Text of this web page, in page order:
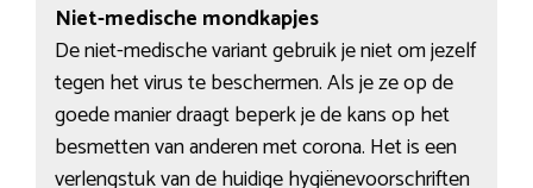
Niet-medische mondkapjes
De niet-medische variant gebruik je niet om jezelf
tegen het virus te beschermen. Als je ze op de
goede manier draagt beperk je de kans op het
besmetten van anderen met corona. Het is een
verlengstuk van de huidige hygiënevoorschriften